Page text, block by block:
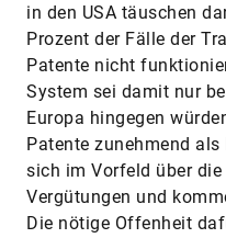
in den USA täuschen
Prozent der Fälle der
Patente nicht
System sei damit nur
Europa hingegen
Patente zunehmend
sich im Vorfeld über
Vergütungen und
Die nötige Offenheit